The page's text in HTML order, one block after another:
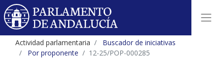
Actividad parlamentaria
Buscador de iniciativas
Por proponente
12-25/POP-000285